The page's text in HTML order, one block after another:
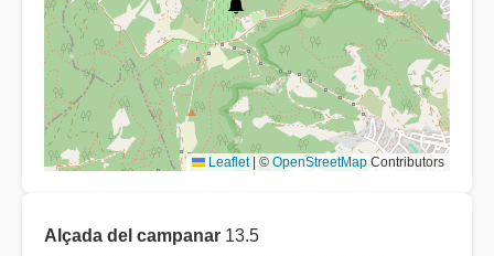
Leaflet © OpenStreetMap Contributors
Alçada del campanar 13.5